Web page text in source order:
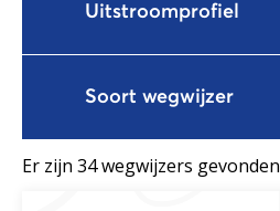
Uitstroomprofiel
Soort wegwijzer
Er zijn 34wegwijzers gevonden